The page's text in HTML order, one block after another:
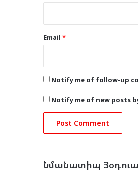
Email *
Notify me of follow-up
Notify me of new posts
Նմանատիպ